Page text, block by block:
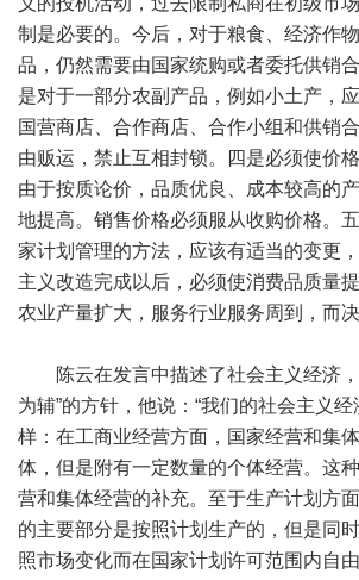
制是必要的。今后，对于粮食、经济作
品，仍然需要由国家统购或者委托供销
是对于一部分农副产品，例如小土产，
国营商店、合作商店、合作小组和供销
由贩运，禁止互相封锁。四是必须使价
由于按质论价，品质优良、成本较高的
地提高。销售价格必须服从收购价格。
家计划管理的方法，应该有适当的变更
主义改造完成以后，必须使消费品质量
农业产量扩大，服务行业服务周到，而决
陈云在发言中描述了社会主义经济，
为辅”的方针，他说：“我们的社会主义
样：在工商业经营方面，国家经营和集
体，但是附有一定数量的个体经营。这
营和集体经营的补充。至于生产计划方
的主要部分是按照计划生产的，但是同
照市场变化而在国家计划许可范围内自